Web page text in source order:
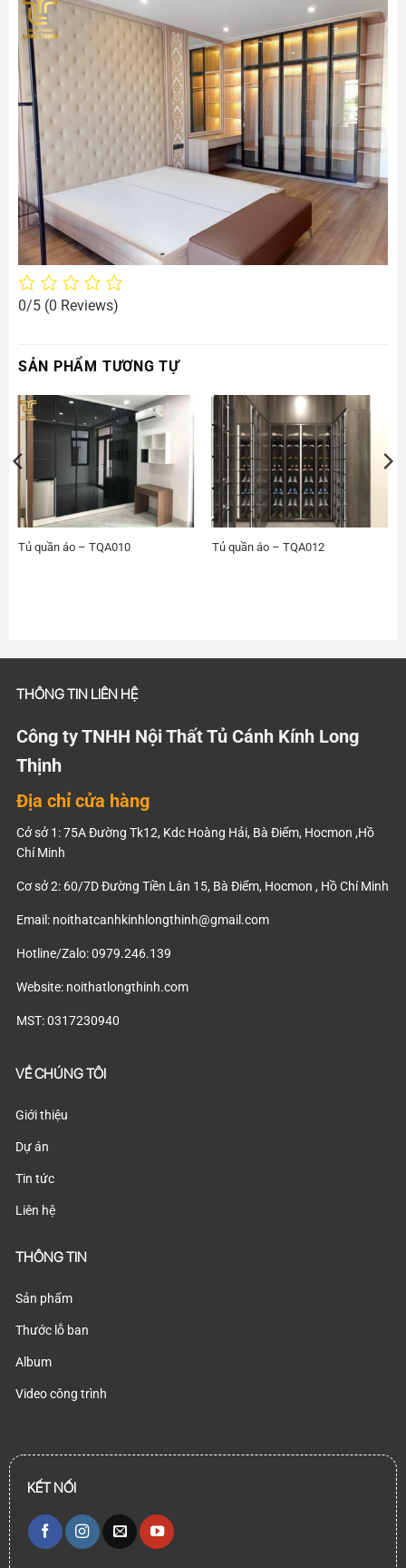
0/5 (0 Reviews)
SẢN PHẨM TƯƠNG TỰ
Tủ quần áo – TQA010 Tủ quần áo – TQA012
THÔNG TIN LIÊN HỆ
Công ty TNHH Nội Thất Tủ Cánh Kính Long
Thịnh
Địa chỉ cửa hàng
Cở sở 1: 75A Đường Tk12, Kdc Hoàng Hải, Bà Điểm, Hocmon ,Hồ
Chí Minh
Cơ sở 2: 60/7D Đường Tiền Lân 15, Bà Điểm, Hocmon , Hồ Chí Minh
Email: noithatcanhkinhlongthinh@gmail.com
Hotline/Zalo: 0979.246.139
Website: noithatlongthinh.com
MST: 0317230940
VỀ CHÚNG TÔI
Giới thiệu
Dự án
Tin tức
Liên hệ
THÔNG TIN
Sản phẩm
Thước lỗ ban
Album
Video công trình
KẾT NỐI